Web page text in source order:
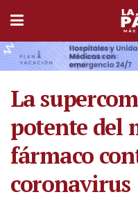
La
potente del
fármaco
coronavirus